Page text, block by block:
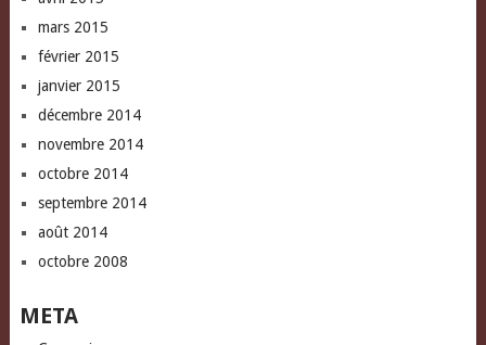
mars 2015
février 2015
janvier 2015
décembre 2014
novembre 2014
octobre 2014
septembre 2014
août 2014
octobre 2008
META